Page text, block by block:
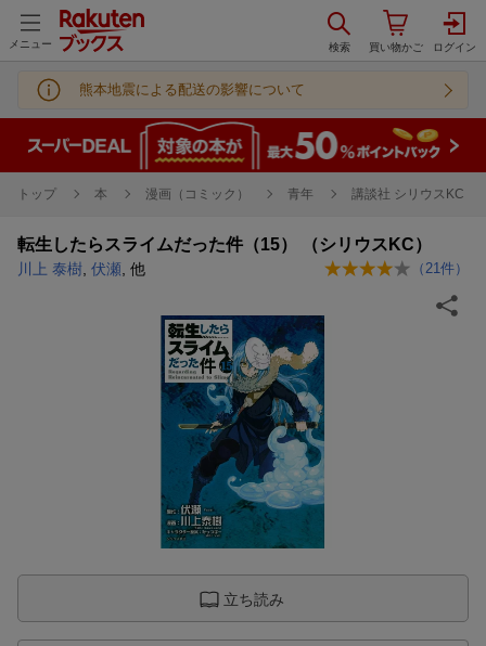
メニュー
熊本地震による配送の影響について
トップ 本 漫画（コミック） 青年 講談社 シリウスKC
転生したらスライムだった件（15） （シリウスKC）
川上 泰樹 伏瀬 , 他 （ 21 件）
立ち読み